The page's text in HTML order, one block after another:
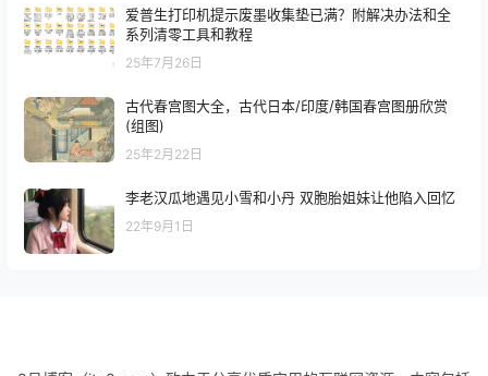
爱普生打印机提示废墨收集垫已满？附解决办法和全
系列清零工具和教程
25年7月26日
古代春宫图大全，古代日本/印度/韩国春宫图册欣赏
(组图)
25年2月22日
李老汉瓜地遇见小雪和小丹 双胞胎姐妹让他陷入回忆
22年9月1日